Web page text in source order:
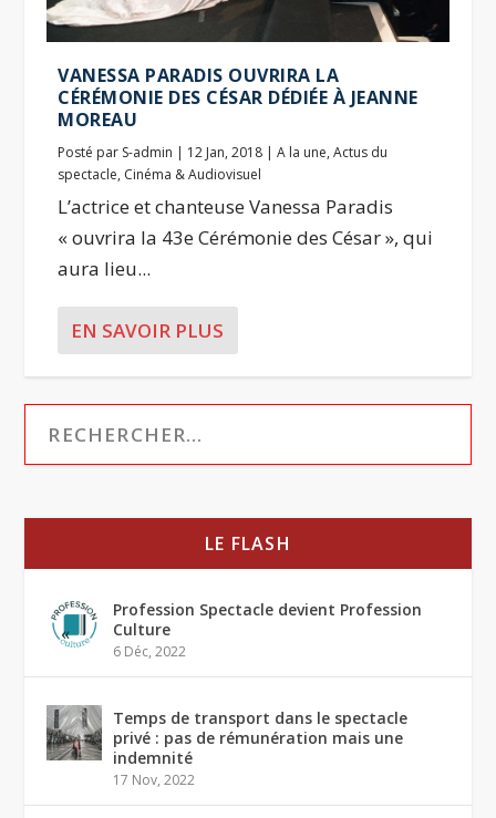
VANESSA PARADIS OUVRIRA LA
CÉRÉMONIE DES CÉSAR DÉDIÉE À JEANNE
MOREAU
Posté par S-admin | 12 Jan, 2018 |A la une,Actus du
spectacle, Cinéma & Audiovisuel
L’actrice et chanteuse Vanessa Paradis
« ouvrira la 43e Cérémonie des César », qui
aura lieu...
EN SAVOIR PLUS
LE FLASH
Profession Spectacle devient Profession
Culture
6 Déc, 2022
Temps de transport dans le spectacle
privé : pas de rémunération mais une
indemnité
17 Nov, 2022